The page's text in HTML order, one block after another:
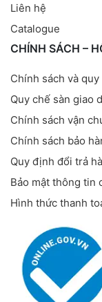
Liên hệ
Catalogue
CHÍNH SÁCH –
Chính sách và
Quy chế sàn giao
Chính sách vận
Chính sách bảo
Quy định đổi trả
Bảo mật thông tin
Hình thức thanh